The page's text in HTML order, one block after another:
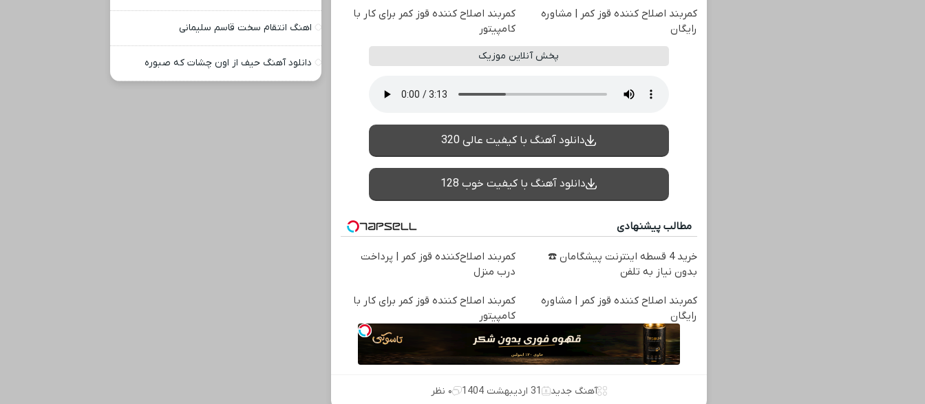
کمربند اصلاح کننده قوز کمر | مشاوره
رایگان
کمربند اصلاح کننده قوز کمر برای کار با
کامپیتور
پخش آنلاین موزیک
دانلود آهنگ با کیفیت عالی 320
دانلود آهنگ با کیفیت خوب 128
مطالب پیشنهادی
خرید 4 قسطه اینترنت پیشگامان ☎️
بدون نیاز به تلفن
کمربند اصلاح‌کننده قوز کمر | پرداخت
درب منزل
کمربند اصلاح کننده قوز کمر | مشاوره
رایگان
کمربند اصلاح کننده قوز کمر برای کار با
کامپیتور
آهنگ جدید 31 اردیبهشت 1404 ۰ نظر
اهنگ انتقام سخت قاسم سلیمانی
دانلود آهنگ حیف از اون چشات که صبوره